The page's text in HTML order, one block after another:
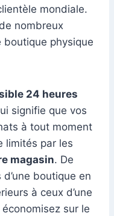
mondiale.
nombreux
boutique physique
24 heures
signifie que vos
à tout moment
limités par les
magasin. De
boutique en
à ceux d’une
sur le